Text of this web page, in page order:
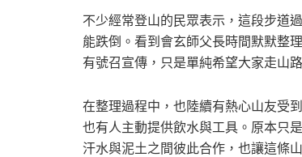
不少經常登山的民眾表示，這段步道
能跌倒。看到會玄師父長時間默默整
有號召宣傳，只是單純希望大家走山
在整理過程中，也陸續有熱心山友受
也有人主動提供飲水與工具。原本只
汗水與泥土之間彼此合作，也讓這條